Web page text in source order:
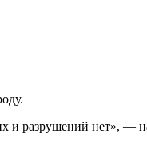
разрушений нет», —